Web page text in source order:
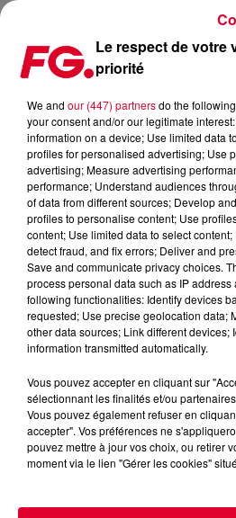
FG MIX DANCE : ABOVE AND BEYOND
Le respect de votre
priorité
We and our (447) partnersdo the
your consent and/or our legitimate
information on a device; Use limited data
profiles for personalised advertising; Use
advertising; Measure advertising
performance; Understand audiences
of data from different sources; Develop
profiles to personalise content; Use
content; Use limited data to select
detect fraud, and fix errors; Deliver and
Save and communicate privacy choices.
process personal data such as IP
following functionalities: Identify devices
requested; Use precise geolocation data;
other data sources; Link different devices;
information transmitted automatically.
Vous pouvez accepter en cliquant sur
sélectionnant les finalités et/ou
Vous pouvez également refuser en
accepter". Vos préférences ne
pouvez mettre à jour vos choix, ou retirer
moment via le lien "Gérer les cookies"